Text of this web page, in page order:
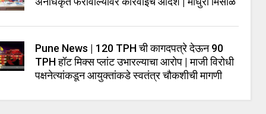
Pune News | 120 TPH ची कागदपत्रे देऊन 90
TPH हॉट मिक्स प्लांट उभारल्याचा आरोप | माजी विरोधी
पक्षनेत्यांकडून आयुक्तांकडे स्वतंत्र चौकशीची मागणी